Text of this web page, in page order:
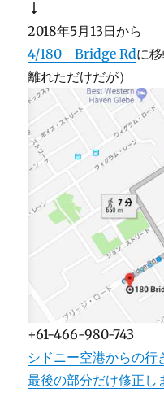
↓
2018年5月13日から
4/180 Bridge Rdに
離れただけだが）
+61-466-980-743
シドニー空港からの
最後の部分だけ修正し